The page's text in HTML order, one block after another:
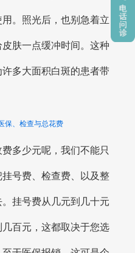
。照光后，也别急着立
肤一点缓冲时间。这种
多大面积白斑的患者带
保、检查与总花费
多少元呢，我们不能只
号费、检查费、以及整
挂号费从几元到几十元
百元，这都取决于您选